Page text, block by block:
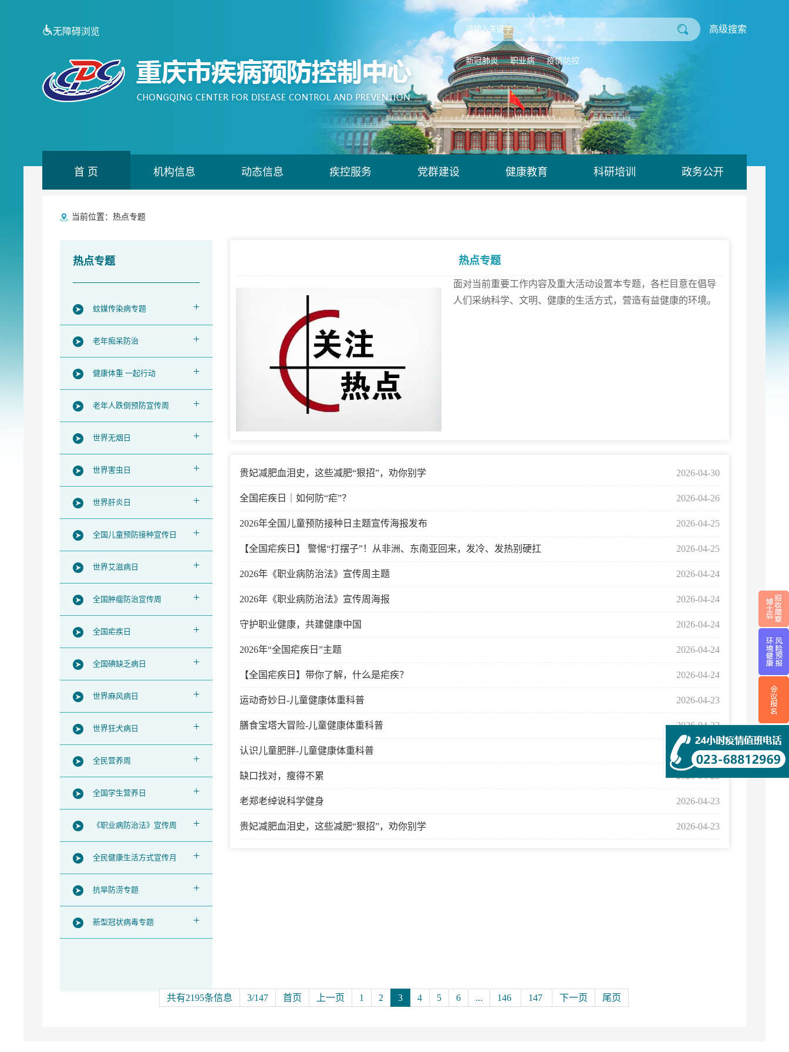
无障碍浏览 高级搜索
新冠肺炎 职业病 疫情防控
首 页 机构信息 动态信息 疾控服务 党群建设 健康教育 科研培训 政务公开
当前位置： 热点专题
热点专题
蚊媒传染病专题 +
老年痴呆防治 +
健康体重 一起行动 +
老年人跌倒预防宣传周 +
世界无烟日 +
世界害虫日 +
世界肝炎日 +
全国儿童预防接种宣传日 +
世界艾滋病日 +
全国肿瘤防治宣传周 +
全国疟疾日 +
全国碘缺乏病日 +
世界麻风病日 +
世界狂犬病日 +
全民营养周 +
全国学生营养日 +
《职业病防治法》宣传周 +
全民健康生活方式宣传月 +
抗旱防涝专题 +
新型冠状病毒专题 +
热点专题
面对当前重要工作内容及重大活动设置本专题，各栏目意在倡导
人们采纳科学、文明、健康的生活方式，营造有益健康的环境。
贵妃减肥血泪史，这些减肥“狠招”，劝你别学 2026-04-30
全国疟疾日｜如何防“疟”？ 2026-04-26
2026年全国儿童预防接种日主题宣传海报发布 2026-04-25
【全国疟疾日】 警惕“打摆子”！从非洲、东南亚回来，发冷、发热别硬扛 2026-04-25
2026年《职业病防治法》宣传周主题 2026-04-24
2026年《职业病防治法》宣传周海报 2026-04-24
守护职业健康，共建健康中国 2026-04-24
2026年“全国疟疾日”主题 2026-04-24
【全国疟疾日】带你了解，什么是疟疾？ 2026-04-24
运动奇妙日-儿童健康体重科普 2026-04-23
膳食宝塔大冒险-儿童健康体重科普 2026-04-23
认识儿童肥胖-儿童健康体重科普 2026-04-23
缺口找对，瘦得不累 2026-04-23
老郑老绰说科学健身 2026-04-23
贵妃减肥血泪史，这些减肥“狠招”，劝你别学 2026-04-23
共有2195条信息 3/147 首页 上一页 1 2 3 4 5 6 ... 146 147 下一页 尾页